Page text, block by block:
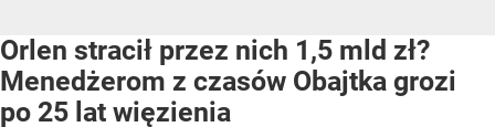
Orlen stracił przez nich 1,5 mld zł?
Menedżerom z czasów Obajtka grozi
po 25 lat więzienia